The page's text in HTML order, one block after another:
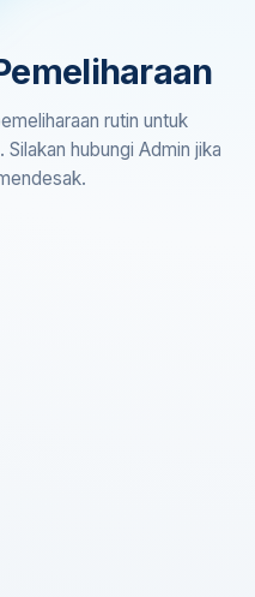
rutin untuk
hubungi Admin jika